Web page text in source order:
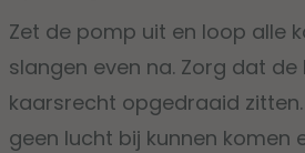
Zet de pomp uit en loop alle
slangen even na. Zorg dat
kaarsrecht opgedraaid
geen lucht bij kunnen komen